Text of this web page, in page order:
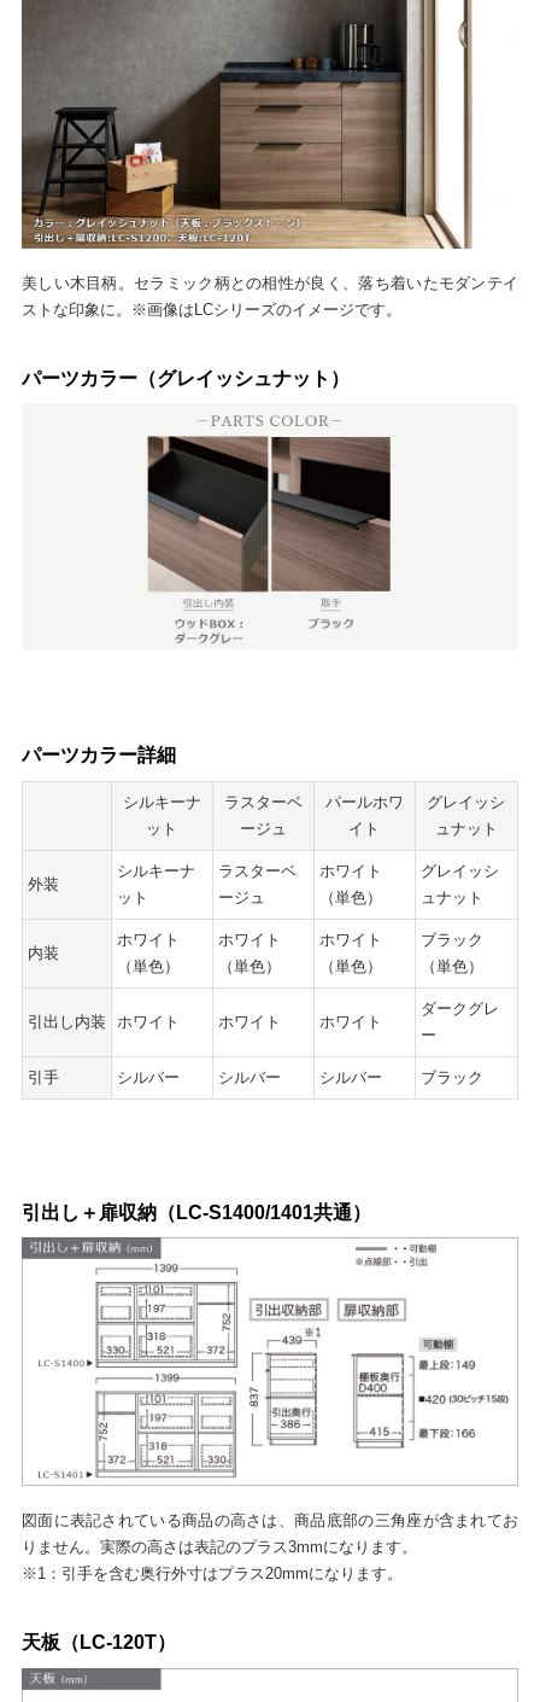
美しい木目柄。セラミック柄との相性が良く、落ち着いたモダンテイ
ストな印象に。※画像はLCシリーズのイメージです。
パーツカラー（グレイッシュナット）
パーツカラー詳細
シルキーナ
ット
ラスターベ
ージュ
パールホワ
イト
グレイッシ
ュナット
外装
シルキーナ
ット
ラスターベ
ージュ
ホワイト
（単色）
グレイッシ
ュナット
内装
ホワイト
（単色）
ホワイト
（単色）
ホワイト
（単色）
ブラック
（単色）
引出し内装 ホワイト ホワイト ホワイト
ダークグレ
ー
引手 シルバー シルバー シルバー ブラック
引出し＋扉収納（LC-S1400/1401共通）
図面に表記されている商品の高さは、商品底部の三角座が含まれてお
りません。実際の高さは表記のプラス3mmになります。
※1：引手を含む奥行外寸はプラス20mmになります。
天板（LC-120T）